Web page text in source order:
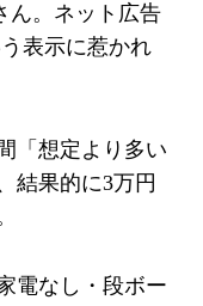
ん。ネット広告
表示に惹かれ
「想定より多い
結果的に3万円
電なし・段ボー